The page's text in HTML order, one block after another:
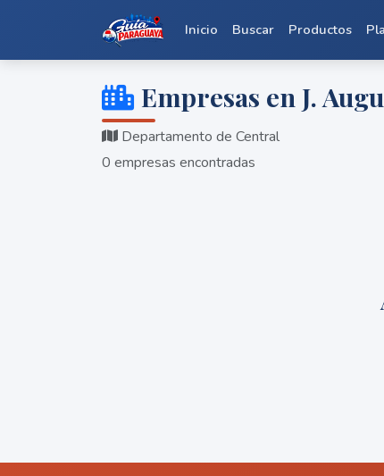
Inicio Buscar Productos
Empresas en J.
Departamento de Central
0 empresas encontradas